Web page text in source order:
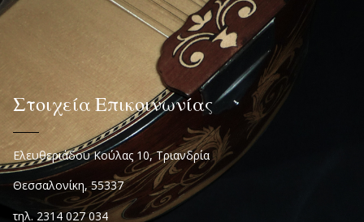
Στοιχεία Επικοινωνίας
Ελευθεριάδου Κούλας 10, Τριανδρία
Θεσσαλονίκη, 55337
τηλ. 2314 027 034